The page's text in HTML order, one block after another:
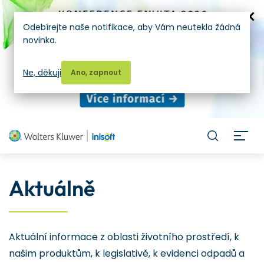
Aktuálně
Aktuální informace z oblasti životního prostředí, k
našim produktům, k legislativě, k evidenci odpadů a
Odebírejte naše notifikace, aby Vám neutekla žádná
novinka.
Ano, zapnout
Ne, děkuji